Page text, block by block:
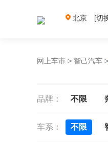
北京 [切
网上车市 > 智己汽车 >
品牌： 不限
车系： 不限